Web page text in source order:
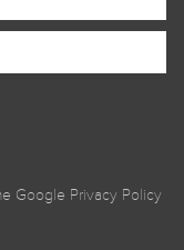
Google Privacy Policy